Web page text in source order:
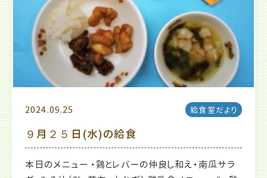
2024.09.25 給食室だより
９月２５日(水)の給食
本日のメニュー ・鶏とレバーの仲良し和え・南瓜サラ